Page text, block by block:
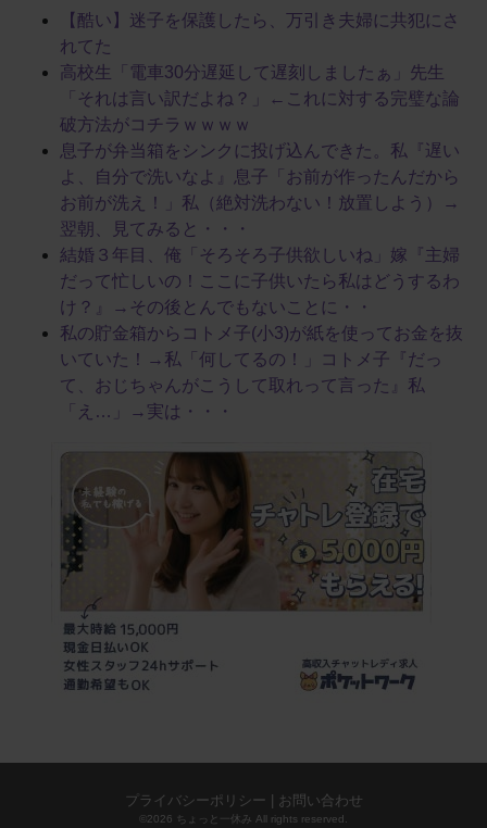
【酷い】迷子を保護したら、万引き夫婦に共犯にさ
れてた
高校生「電車30分遅延して遅刻しましたぁ」先生
「それは言い訳だよね？」←これに対する完璧な論
破方法がコチラｗｗｗｗ
息子が弁当箱をシンクに投げ込んできた。私『遅い
よ、自分で洗いなよ』息子「お前が作ったんだから
お前が洗え！」私（絶対洗わない！放置しよう）→
翌朝、見てみると・・・
結婚３年目、俺「そろそろ子供欲しいね」嫁『主婦
だって忙しいの！ここに子供いたら私はどうするわ
け？』→その後とんでもないことに・・
私の貯金箱からコトメ子(小3)が紙を使ってお金を抜
いていた！→私「何してるの！」コトメ子『だっ
て、おじちゃんがこうして取れって言った』私
「え…」→実は・・・
プライバシーポリシー | お問い合わせ
©2026 ちょっと一休み All rights reserved.